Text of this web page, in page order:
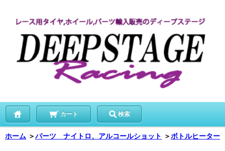
カート 検索
ホーム ＞パーツ ナイトロ、アルコールショット ＞ボトルヒーター